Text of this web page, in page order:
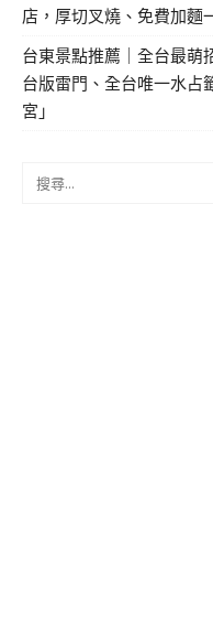
店，厚切叉燒、免費加麵
台東景點推薦｜全台最萌
台版雷門、全台唯一水占
宮」